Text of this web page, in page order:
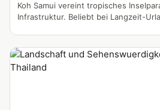
Koh Samui vereint tropisches
Infrastruktur. Beliebt bei Langzeit-